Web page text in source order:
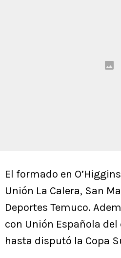
El formado en
Unión La Calera, San
Deportes Temuco.
con Unión Española
hasta disputó la Copa